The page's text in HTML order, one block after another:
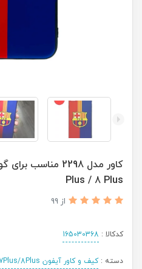
Plus / 8 Plus
از 99
کدکالا : 165030368
دسته :کیف و کاور آیفون 7Plus/8Plus